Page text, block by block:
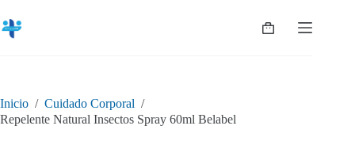
al
contenido
Shopping
Inicio / Cuidado Corporal /
Repelente Natural Insectos Spray 60ml Belabel